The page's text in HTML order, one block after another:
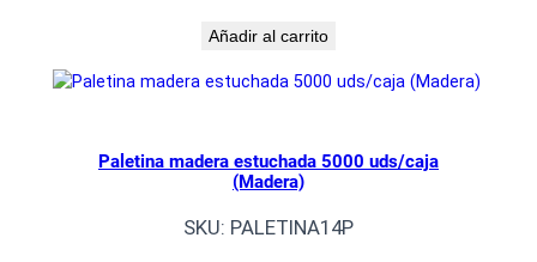
Añadir al carrito
Paletina madera estuchada 5000 uds/caja
(Madera)
SKU: PALETINA14P